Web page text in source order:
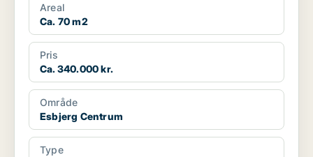
Areal
Ca. 70 m2
Pris
Ca. 340.000 kr.
Område
Esbjerg Centrum
Type